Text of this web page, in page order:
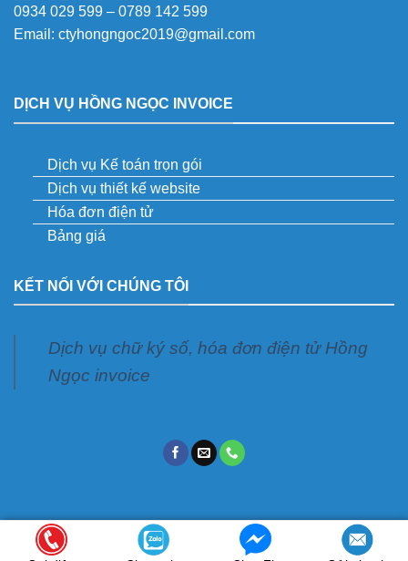
0934 029 599 – 0789 142 599
Email: ctyhongngoc2019@gmail.com
DỊCH VỤ HỒNG NGỌC INVOICE
Dịch vụ Kế toán trọn gói
Dịch vụ thiết kế website
Hóa đơn điện tử
Bảng giá
KẾT NỐI VỚI CHÚNG TÔI
Dịch vụ chữ ký số, hóa đơn điện tử Hồng
Ngọc invoice
Copyright 2026 © Kê khai số